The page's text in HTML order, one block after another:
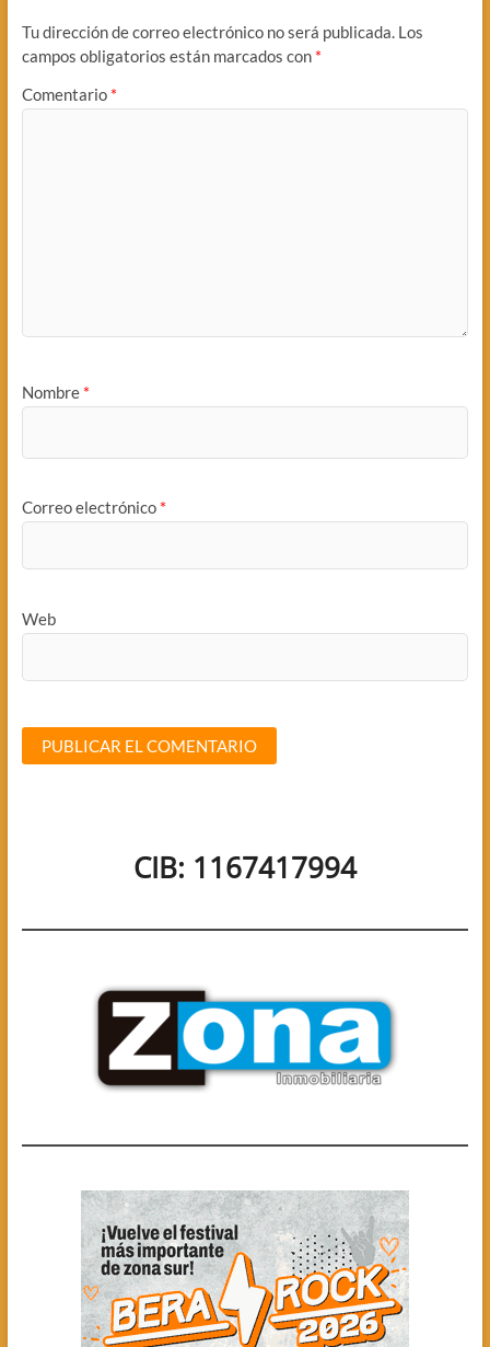
Tu dirección de correo electrónico no será publicada. Los
campos obligatorios están marcados con *
Comentario *
Nombre *
Correo electrónico *
Web
CIB: 1167417994